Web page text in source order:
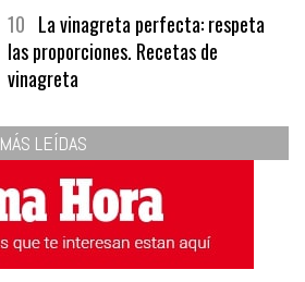
10 La vinagreta perfecta: respeta
las proporciones. Recetas de
vinagreta
MÁS LEÍDAS